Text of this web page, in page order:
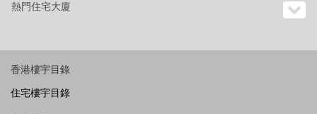
熱門住宅大廈
香港樓宇目錄
住宅樓宇目錄